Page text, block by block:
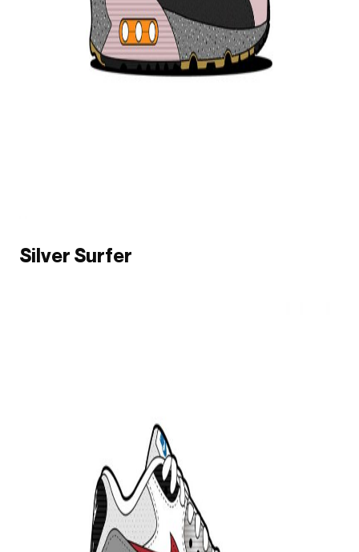
Silver Surfer